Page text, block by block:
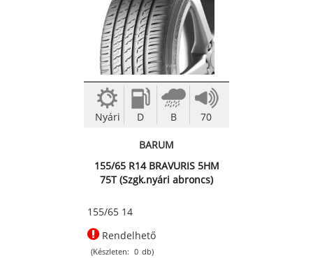
Nyári D B 70
BARUM
155/65 R14 BRAVURIS 5HM
75T (Szgk.nyári abroncs)
155/65 14
Rendelhető
(Készleten: 0 db)